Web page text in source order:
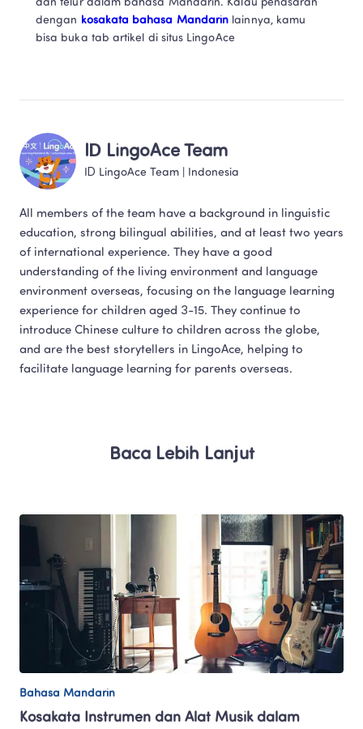
dan telur dalam bahasa Mandarin. Kalau penasaran
dengan kosakata bahasa Mandarin lainnya, kamu
bisa buka tab artikel di situs LingoAce
ID LingoAce Team
ID LingoAce Team Indonesia
All members of the team have a background in linguistic
education, strong bilingual abilities, and at least two years
of international experience. They have a good
understanding of the living environment and language
environment overseas, focusing on the language learning
experience for children aged 3-15. They continue to
introduce Chinese culture to children across the globe,
and are the best storytellers in LingoAce, helping to
facilitate language learning for parents overseas.​
Baca Lebih Lanjut
Bahasa Mandarin
Kosakata Instrumen dan Alat Musik dalam